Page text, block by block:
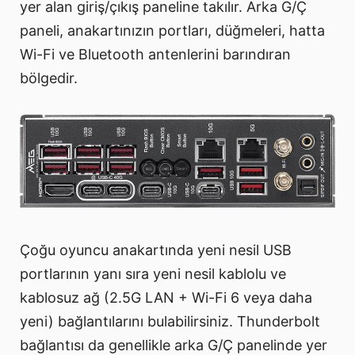
yer alan giriş/çıkış paneline takılır. Arka G/Ç
paneli, anakartınızın portları, düğmeleri, hatta
Wi-Fi ve Bluetooth antenlerini barındıran
bölgedir.
Çoğu oyuncu anakartında yeni nesil USB
portlarının yanı sıra yeni nesil kablolu ve
kablosuz ağ (2.5G LAN + Wi-Fi 6 veya daha
yeni) bağlantılarını bulabilirsiniz. Thunderbolt
bağlantısı da genellikle arka G/Ç panelinde yer